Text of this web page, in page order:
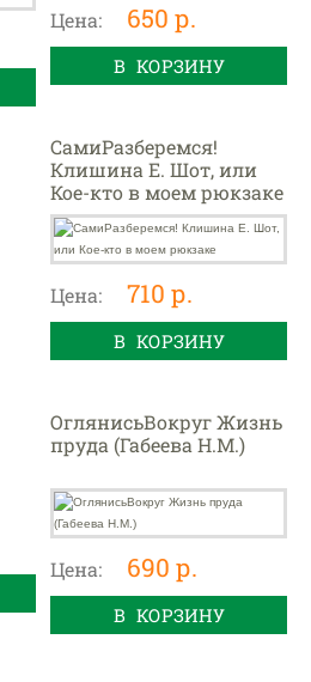
Цена: 650 р.
В КОРЗИНУ
СамиРазберемся!
Клишина Е. Шот, или
Кое-кто в моем рюкзаке
Цена: 710 р.
В КОРЗИНУ
ОглянисьВокруг Жизнь
пруда (Габеева Н.М.)
Цена: 690 р.
В КОРЗИНУ